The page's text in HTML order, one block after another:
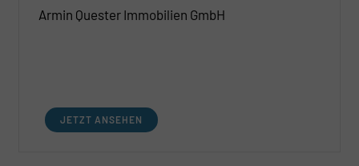
Armin Quester Immobilien GmbH
JETZT ANSEHEN